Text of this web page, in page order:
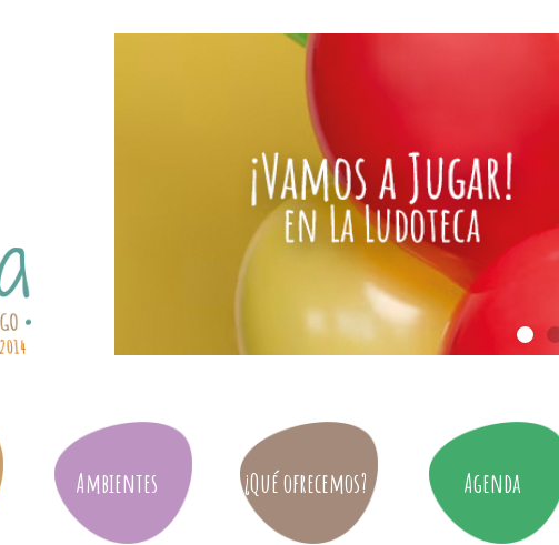
Ambientes ¿Qué ofrecemos? Agenda